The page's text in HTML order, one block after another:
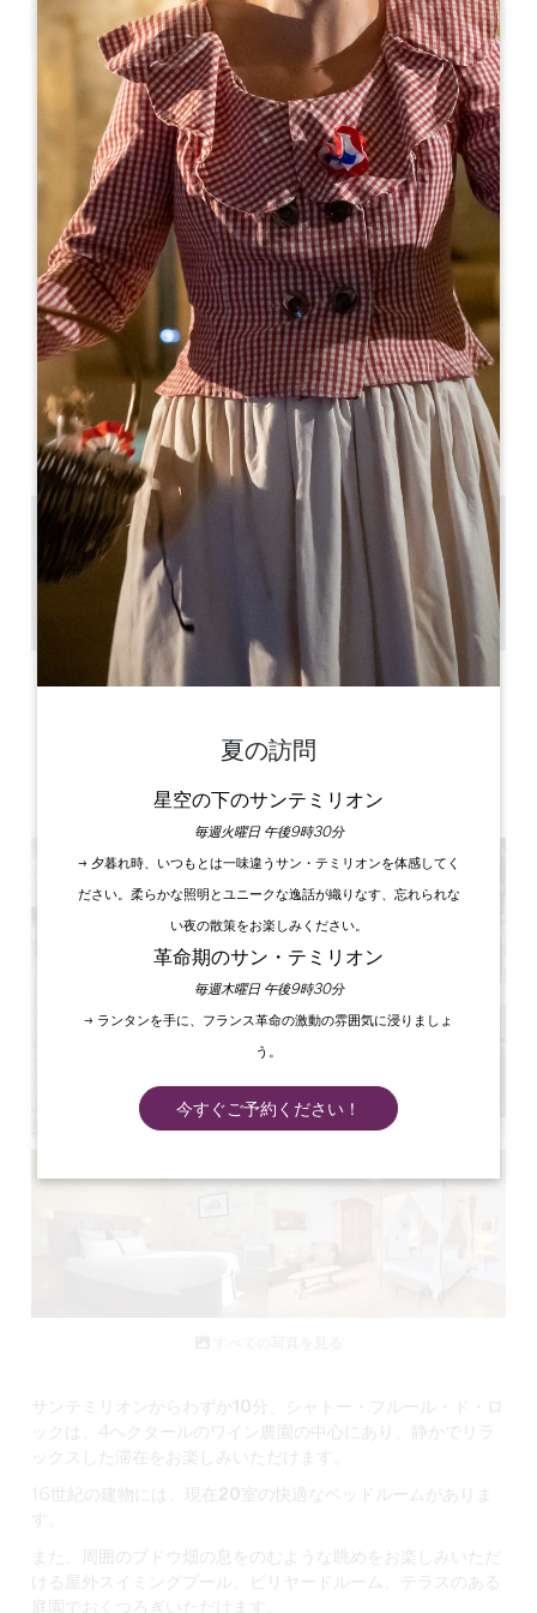
サンテミリオンからわずか10分
、シャトー・フルール・ド・ロ
ックは、4ヘクタールのワイン農園の中心にあり、静かでリラ
ックスした滞在をお楽しみいただけます。
16世紀の建物には、現在 20室の快適なベッドルームが
ありま
す。
また、周囲のブドウ畑の息をのむような眺めをお楽しみいただ
ける
屋外スイミングプール
、ビリヤードルーム、テラスのある
庭園でおくつろぎいただけます。
Leaflet
より
105€/泊
Château Fleur de Roques ***
9 Route de Roques
33570 PUISSEGUIN
07 86 85 20 65
07 86 85 20 65
contact@fleurderoques.com
開幕月
1 3 6 1
11.6 km
20
50 人々
GPSコードをコピーする
ラベル
3 星
夏の訪問
星空の下のサンテミリオン
毎週火曜日 午後9時30分
→ 夕暮れ時、いつもとは一味違うサン・テミリオンを体感してく
ださい。柔らかな照明とユニークな逸話が織りなす、忘れられな
い夜の散策をお楽しみください。
革命期のサン・テミリオン
毎週木曜日 午後9時30分
→ ランタンを手に、フランス革命の激動の雰囲気に浸りましょ
う。
今すぐご予約ください！